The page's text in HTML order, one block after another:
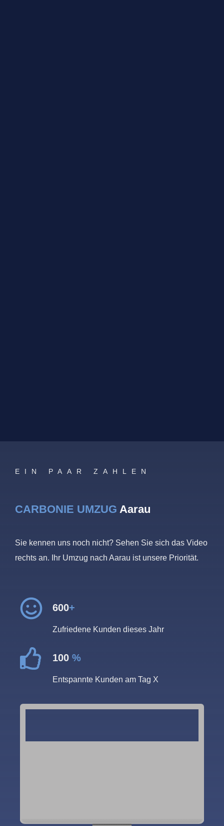
EIN PAAR ZAHLEN
CARBONIE UMZUG Aarau
Sie kennen uns noch nicht? Sehen Sie sich das Video
rechts an. Ihr Umzug nach Aarau ist unsere Priorität.
600+
Zufriedene Kunden dieses Jahr
100 %
Entspannte Kunden am Tag X